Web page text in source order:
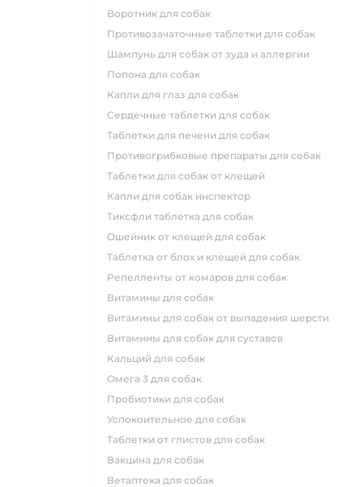
воротник для собак
противозачаточные таблетки для собак
шампунь для собак от зуда и аллергии
попона для собак
капли для глаз для собак
сердечные таблетки для собак
таблетки для печени для собак
противогрибковые препараты для собак
таблетки для собак от клещей
капли для собак инспектор
тиксфли таблетка для собак
ошейник от клещей для собак
таблетка от блох и клещей для собак
репелленты от комаров для собак
витамины для собак
витамины для собак от выпадения шерсти
витамины для собак для суставов
кальций для собак
омега 3 для собак
пробиотики для собак
успокоительное для собак
таблетки от глистов для собак
вакцина для собак
ветаптека для собак